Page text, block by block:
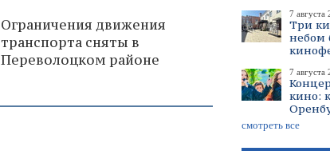
7 августа
Три
небом
7 августа
кино:
смотреть все
Ограничения движения
транспорта сняты в
Переволоцком районе